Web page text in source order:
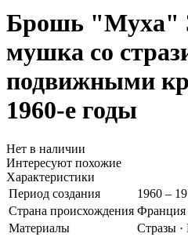
Брошь "Муха"
мушка со
подвижными
1960-е годы
Нет в наличии
Интересуют похожие
Характеристики
Период создания
1960 –
Страна происхождения Франция
Материалы
Стразы ·